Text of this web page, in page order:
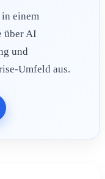
einem
über AI
und
Umfeld aus.